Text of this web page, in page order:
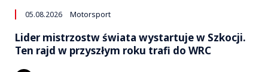
05.08.2026 Motorsport
Lider mistrzostw świata wystartuje w Szkocji.
Ten rajd w przyszłym roku trafi do WRC